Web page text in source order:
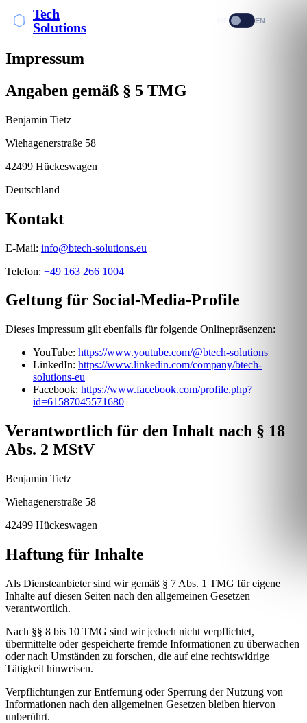
Tech
Solutions
EN
Impressum
Angaben gemäß § 5 TMG
Benjamin Tietz
Wiehagenerstraße 58
42499 Hückeswagen
Deutschland
Kontakt
E-Mail: info@btech-solutions.eu
Telefon: +49 163 266 1004
Geltung für Social-Media-Profile
Dieses Impressum gilt ebenfalls für folgende Onlinepräsenzen:
YouTube: https://www.youtube.com/@btech-solutions
LinkedIn: https://www.linkedin.com/company/btech-
solutions-eu
Facebook: https://www.facebook.com/profile.php?
id=61587045571680
Verantwortlich für den Inhalt nach § 18
Abs. 2 MStV
Benjamin Tietz
Wiehagenerstraße 58
42499 Hückeswagen
Haftung für Inhalte
Als Diensteanbieter sind wir gemäß § 7 Abs. 1 TMG für eigene
Inhalte auf diesen Seiten nach den allgemeinen Gesetzen
verantwortlich.
Nach §§ 8 bis 10 TMG sind wir jedoch nicht verpflichtet,
übermittelte oder gespeicherte fremde Informationen zu überwachen
oder nach Umständen zu forschen, die auf eine rechtswidrige
Tätigkeit hinweisen.
Verpflichtungen zur Entfernung oder Sperrung der Nutzung von
Informationen nach den allgemeinen Gesetzen bleiben hiervon
unberührt.